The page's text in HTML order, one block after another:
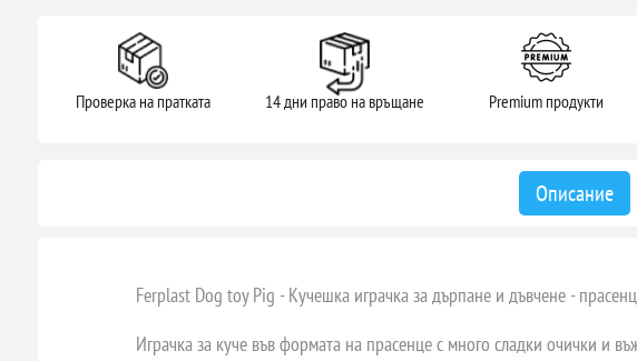
Проверка на пратката 14 дни право на връщане Premium продукти
Описание
Ferplast Dog toy Pig - Кучешка играчка за дърпане и дъвчене -
Играчка за куче във формата на прасенце с много сладки очички и